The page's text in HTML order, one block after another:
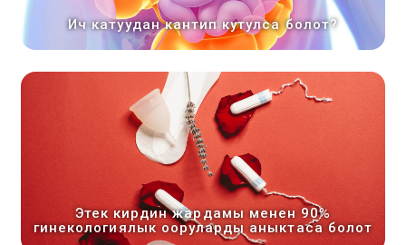
Ич катуудан кантип кутулса болот?
Этек кирдин жардамы менен 90%
гинекологиялык ооруларды аныктаса болот